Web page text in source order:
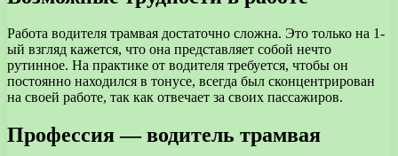
Работа водителя трамвая достаточно сложна. Это только на 1-
ый взгляд кажется, что она представляет собой нечто
рутинное. На практике от водителя требуется, чтобы он
постоянно находился в тонусе, всегда был сконцентрирован
на своей работе, так как отвечает за своих пассажиров.
Профессия — водитель трамвая